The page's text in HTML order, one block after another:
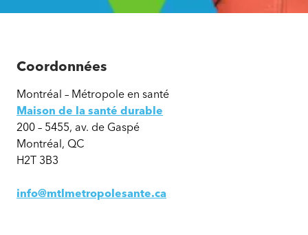
Coordonnées
Montréal – Métropole en santé
Maison de la santé durable
200 – 5455, av. de Gaspé
Montréal, QC
H2T 3B3
info@mtlmetropolesante.ca